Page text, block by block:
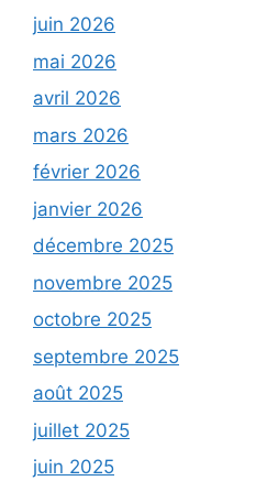
juin 2026
mai 2026
avril 2026
mars 2026
février 2026
janvier 2026
décembre 2025
novembre 2025
octobre 2025
septembre 2025
août 2025
juillet 2025
juin 2025